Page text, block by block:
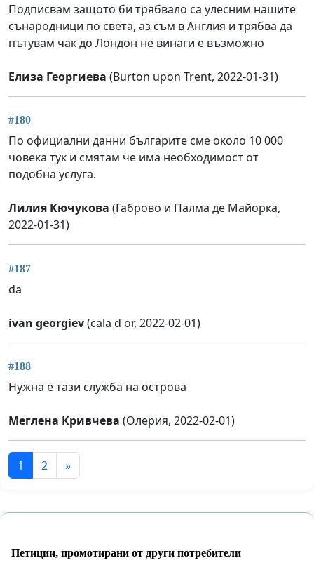
Подписвам защото би трябвало са улесним нашите
сънародници по света, аз съм в Англия и трябва да
пътувам чак до Лондон не винаги е възможно
Елиза Георгиева (Burton upon Trent, 2022-01-31)
#180
По официални данни българите сме около 10 000
човека тук и смятам че има необходимост от
подобна услуга.
Лилия Кючукова (Габрово и Палма де Майорка,
2022-01-31)
#187
da
ivan georgiev(cala d or, 2022-02-01)
#188
Нужна е тази служба на острова
Меглена Кривчева (Олерия, 2022-02-01)
1 2 »
Петиции, промотирани от други потребители